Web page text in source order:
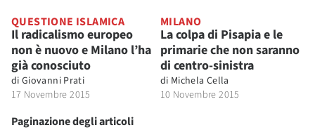
QUESTIONE ISLAMICA
Il radicalismo europeo
non è nuovo e Milano l’ha
già conosciuto
di Giovanni Prati
17 Novembre 2015
MILANO
La colpa di Pisapia e le
primarie che non saranno
di centro-sinistra
di Michela Cella
10 Novembre 2015
Paginazione degli articoli